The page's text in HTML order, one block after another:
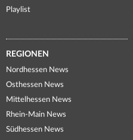
Playlist
REGIONEN
Nordhessen News
Osthessen News
Mittelhessen News
Rhein-Main News
Südhessen News